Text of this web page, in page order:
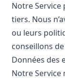
Notre Service
tiers. Nous
ou leurs
conseillons
Données des
Notre Service